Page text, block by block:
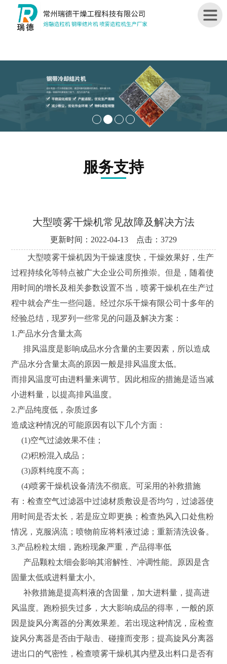
首
机
工
程
案
新
闻
动
态
服
务
支
持
联
我
们
服务支持
大型喷雾干燥机常见故障及解决方法
更新时间：2022-04-13 点击：3729
大型喷雾干燥机因为干燥速度快，干燥效果好，生产
过程持续化等特点被广大企业公司所推崇。但是，随着使
用时间的增长及相关参数设置不当，喷雾干燥机在生产过
程中就会产生一些问题。经过尔乐干燥有限公司十多年的
经验总结，现罗列一些常见的问题及解决方案：
1.产品水分含量太高
排风温度是影响成品水分含量的主要因素，所以造成
产品水分含量太高的原因一般是排风温度太低。
而排风温度可由进料量来调节。因此相应的措施是适当减
小进料量，以提高排风温度。
2.产品纯度低，杂质过多
造成这种情况的可能原因有以下几个方面：
(1)空气过滤效果不佳；
(2)积粉混入成品；
(3)原料纯度不高；
(4)喷雾干燥机设备清洗不彻底。可采用的补救措施
有：检查空气过滤器中过滤材质敷设是否均匀，过滤器使
用时间是否太长，若是应立即更换；检查热风入口处焦粉
情况，克服涡流；喷物前应将料液过滤；重新清洗设备。
3.产品粉粒太细，跑粉现象严重，产品得率低
产品颗粒太细会影响其溶解性、冲调性能。原因是含
固量太低或进料量太小。
补救措施是提高料液的含固量，加大进料量，提高进
风温度。跑粉损失过多，大大影响成品的得率，一般的原
因是旋风分离器的分离效果差。若出现这种情况，应检查
旋风分离器是否由于敲击、碰撞而变形；提高旋风分离器
进出口的气密性，检查喷雾干燥机其内壁及出料口是否有